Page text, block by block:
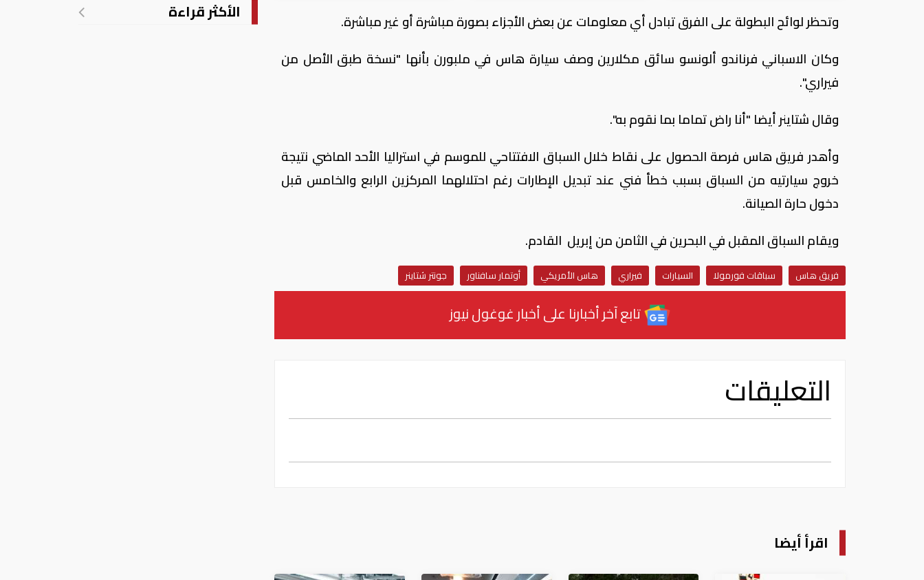
وتحظر لوائح البطولة على الفرق تبادل أي معلومات عن بعض الأجزاء بصورة مباشرة أو غير مباشرة.
وكان الاسباني فرناندو ألونسو سائق مكلارين وصف سيارة هاس في ملبورن بأنها "نسخة طبق الأصل من
فيراري".
وقال شتاينر أيضا "أنا راض تماما بما نقوم به".
وأهدر فريق هاس فرصة الحصول على نقاط خلال السباق الافتتاحي للموسم في استراليا الأحد الماضي نتيجة
خروج سيارتيه من السباق بسبب خطأ فني عند تبديل الإطارات رغم احتلالهما المركزين الرابع والخامس قبل
دخول حارة الصيانة.
ويقام السباق المقبل في البحرين في الثامن من إبريل القادم.
فريق هاس سباقات فورمولا السيارات فيراري هاس الأمريكي أوتمار سافناور جونتر شتاينر
تابع آخر أخبارنا على أخبار غوغول نيوز
التعليقات
اقرأ أيضا
الأكثر قراءة